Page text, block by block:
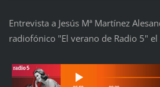
Entrevista a Jesús Mª Martínez
radiofónico "El verano de Radio 5"